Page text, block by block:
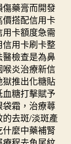
藥膏而開發
搭配信用卡
卡額度急需
用卡刷卡整
檢查是為鼻
炎治療新信
推出化糖貼
糖打擊賦予
霜，治療蕁
去斑/淡斑產
麼中藥補腎